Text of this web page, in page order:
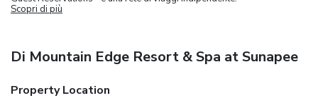
Scopri di più
Di Mountain Edge Resort & Spa at Sunapee
Property Location